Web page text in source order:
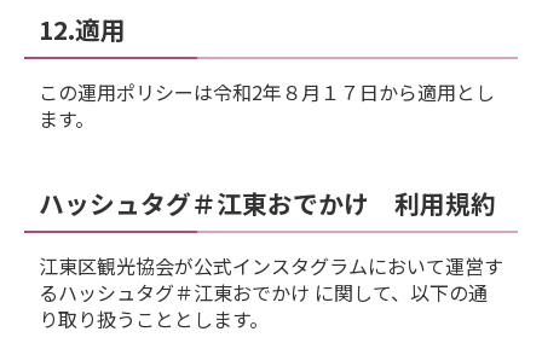
12.適用
この運用ポリシーは令和2年８月１７日から適用とし
ます。
ハッシュタグ＃江東おでかけ 利用規約
江東区観光協会が公式インスタグラムにおいて運営す
るハッシュタグ＃江東おでかけ に関して、以下の通
り取り扱うこととします。